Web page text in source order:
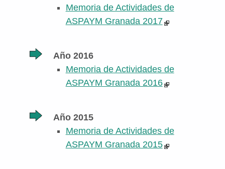
Memoria de Actividades de
ASPAYM Granada 2017
Año 2016
Memoria de Actividades de
ASPAYM Granada 2016
Año 2015
Memoria de Actividades de
ASPAYM Granada 2015